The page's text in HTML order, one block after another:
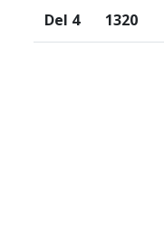
Del 4 1320